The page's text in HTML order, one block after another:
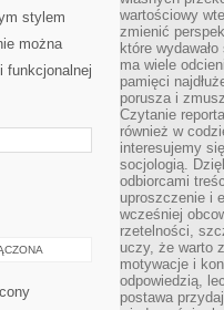
stylem
można
funkcjonalnej
wartościowy
zmienić
które
ma wiele
pamięci
porusza i
Czytanie
również w
interesujemy
socjologią.
odbiorcami
uproszczenie i
wcześniej
rzetelności,
uczy, że warto
motywacje i
odpowiedzią,
postawa